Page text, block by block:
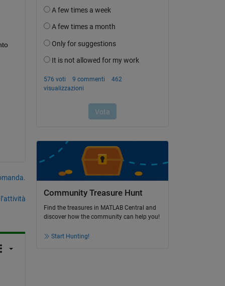
Community Treasure Hunt
Find the treasures in MATLAB Central and
discover how the community can help you!
Start Hunting!